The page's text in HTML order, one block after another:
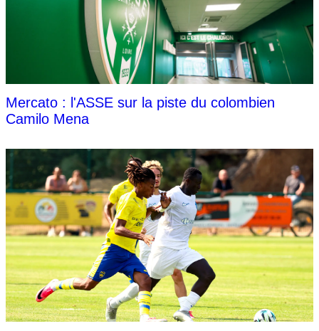
Mercato : l'ASSE sur la piste du colombien
Camilo Mena